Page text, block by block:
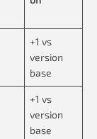
+1 vs
version
base
+1 vs
version
base